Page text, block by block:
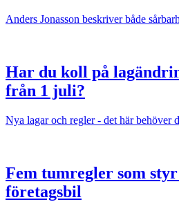
Anders Jonasson beskriver både
Har du koll på
från 1 juli?
Nya lagar och regler - det här behöver
Fem tumregler som
företagsbil